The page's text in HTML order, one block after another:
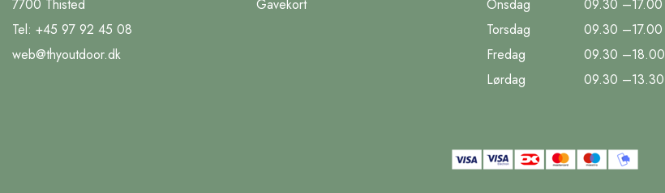
7700 Thisted
Tel: +45 97 92 45 08
web@thyoutdoor.dk
Gavekort
Onsdag
09.30 –17.00
Torsdag
09.30 –17.00
Fredag
09.30 –18.00
Lørdag
09.30 –13.30